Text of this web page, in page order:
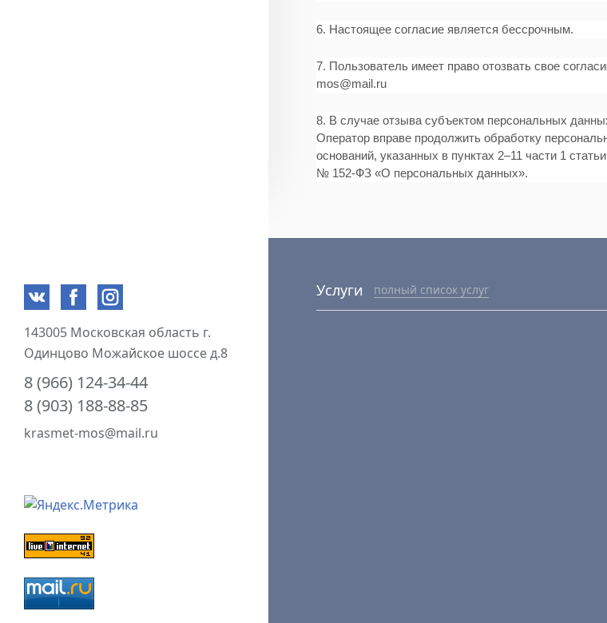
6. Настоящее согласие является бессрочным.
7. Пользователь имеет право отозвать свое
mos@mail.ru
8. В случае отзыва субъектом персональных
Оператор вправе продолжить обработку
оснований, указанных в пунктах 2–11 части 1
№ 152-ФЗ «О персональных данных».
143005 Московская область г.
Одинцово Можайское шоссе д.8
8 (966) 124-34-44
8 (903) 188-88-85
krasmet-mos@mail.ru
Услуги полный список услуг